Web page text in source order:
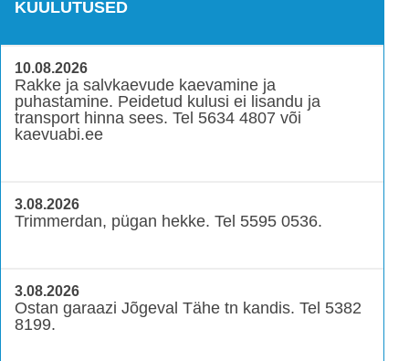
KUULUTUSED
10.08.2026
Rakke ja salvkaevude kaevamine ja
puhastamine. Peidetud kulusi ei lisandu ja
transport hinna sees. Tel 5634 4807 või
kaevuabi.ee
3.08.2026
Trimmerdan, pügan hekke. Tel 5595 0536.
3.08.2026
Ostan garaazi Jõgeval Tähe tn kandis. Tel 5382
8199.